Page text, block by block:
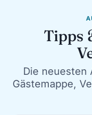
Tipps
Die neuesten
Gästemappe,